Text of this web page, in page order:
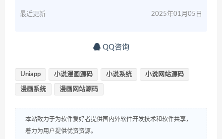
最近更新 2025年01月05日
QQ咨询
Uniapp 小说漫画源码 小说系统 小说网站源码
漫画系统 漫画网站源码
本站致力于为软件爱好者提供国内外软件开发技术和软件共享，
着力为用户提供优资资源。